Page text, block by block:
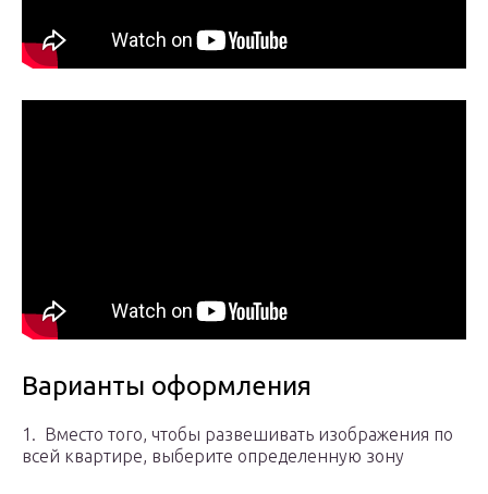
Варианты оформления
1. Вместо того, чтобы развешивать изображения по
всей квартире, выберите определенную зону